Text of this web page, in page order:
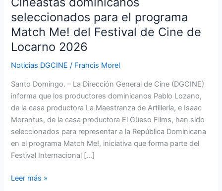
seleccionados para el programa
Match Me! del Festival de Cine de
Locarno 2026
Noticias DGCINE / Francis Morel
Santo Domingo. – La Dirección General de Cine (DGCINE)
informa que los productores dominicanos Pablo Lozano,
de la casa productora La Maestranza de Artillería, e Isaac
Morantus, de la casa productora El Güeso Films, han sido
seleccionados para representar a la República Dominicana
en el programa Match Me!, iniciativa que forma parte del
Festival Internacional […]
de
Cine
de
Locarno
Leer más »